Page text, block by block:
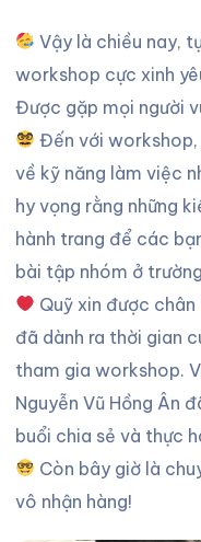
Vậy là chiều nay,
workshop cực xinh
Được gặp mọi người
Đến với
về kỹ năng làm việc
hy vọng rằng những
hành trang để các
bài tập nhóm ở
Quỹ xin được
đã dành ra thời gian
tham gia workshop.
Nguyễn Vũ Hồng Ân
buổi chia sẻ và thực
Còn bây giờ là
vô nhận hàng!